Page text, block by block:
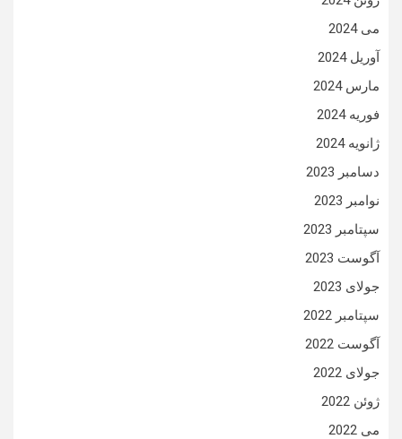
می 2024
آوریل 2024
مارس 2024
فوریه 2024
ژانویه 2024
دسامبر 2023
نوامبر 2023
سپتامبر 2023
آگوست 2023
جولای 2023
سپتامبر 2022
آگوست 2022
جولای 2022
ژوئن 2022
می 2022